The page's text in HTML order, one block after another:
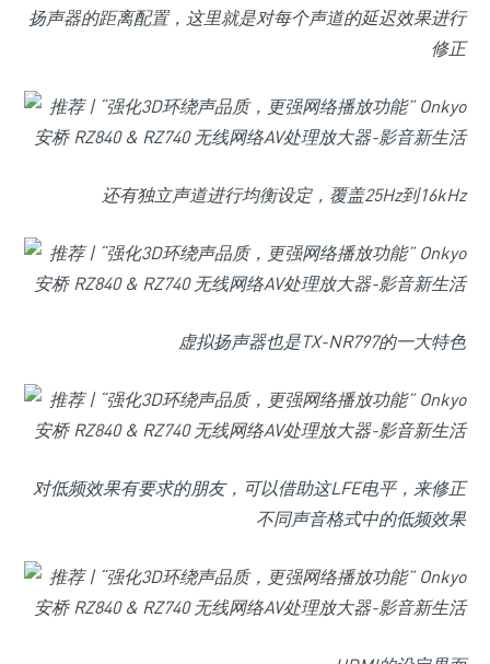
扬声器的距离配置，这里就是对每个声道的延迟效果进行
修正
还有独立声道进行均衡设定，覆盖25Hz到16kHz
虚拟扬声器也是TX-NR797的一大特色
对低频效果有要求的朋友，可以借助这LFE电平，来修正
不同声音格式中的低频效果